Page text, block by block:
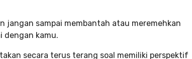
jangan sampai membantah atau meremehkan
dengan kamu.
secara terus terang soal memiliki perspektif